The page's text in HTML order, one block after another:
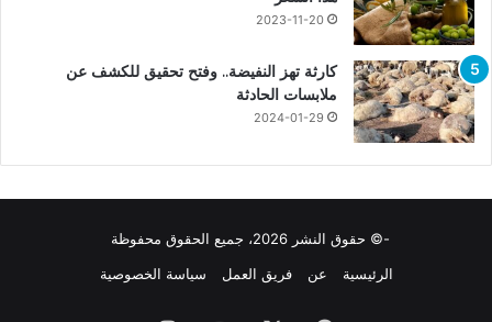
2023-11-20
كارثة تهز النفيضة.. وفتح تحقيق للكشف عن
ملابسات الحادثة
2024-01-29
-© حقوق النشر 2026، جميع الحقوق محفوظة
الرئيسية
عن فريق العمل سياسة الخصوصية